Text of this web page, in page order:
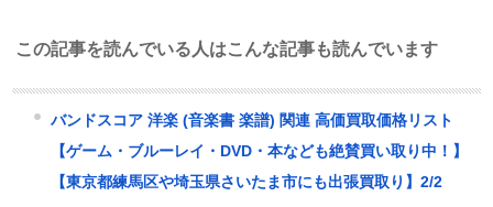
この記事を読んでいる人はこんな記事も読んでいます
バンドスコア 洋楽 (音楽書 楽譜) 関連 高価買取価格リスト
【ゲーム・ブルーレイ・DVD・本なども絶賛買い取り中！】
【東京都練馬区や埼玉県さいたま市にも出張買取り】2/2